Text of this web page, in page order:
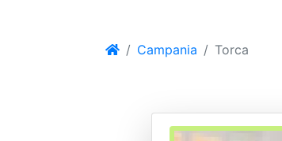
Campania Torca